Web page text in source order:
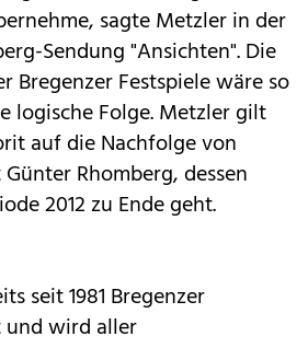
sagte Metzler in der
Sendung "Ansichten". Die
Bregenzer Festspiele wäre so
logische Folge. Metzler gilt
auf die Nachfolge von
Rhomberg, dessen
2012 zu Ende geht.
seit 1981 Bregenzer
und wird aller